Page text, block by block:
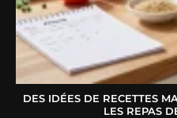
DES IDÉES DE RECETTES
LES REPAS